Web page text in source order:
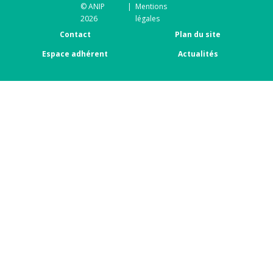
© ANIP
2026
| Mentions
légales
Contact
Plan du site
Espace adhérent
Actualités